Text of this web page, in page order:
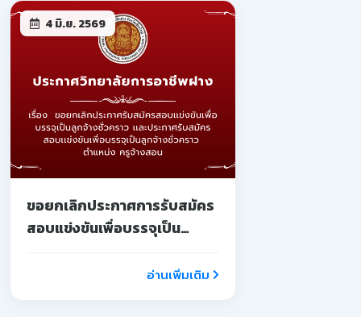
4 มิ.ย. 2569
ขอยกเลิกประกาศการรับสมัคร
สอบแข่งขันเพื่อบรรจุเป็น
อ่านเพิ่มเติม